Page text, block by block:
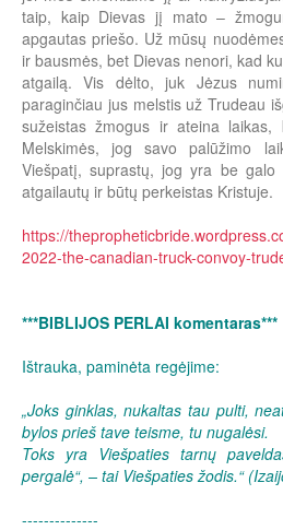
taip, kaip Dievas jį mato –
apgautas priešo. Už mūsų
ir bausmės, bet Dievas nenori, kad
atgailą. Vis dėlto, juk Jėzus
paraginčiau jus melstis už Trudeau
sužeistas žmogus ir ateina
Melskimės, jog savo palūžimo
Viešpatį, suprastų, jog yra be galo
atgailautų ir būtų perkeistas Kristuje.
https://
2022-the-canadian-truck-convoy-
***BIBLIJOS PERLAI komentaras***
Ištrauka, paminėta regėjime:
„Joks ginklas, nukaltas tau pulti,
bylos prieš tave teisme, tu nugalėsi.
Toks yra Viešpaties tarnų
pergalė“, – tai Viešpaties žodis.“
--------------